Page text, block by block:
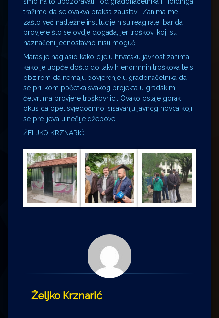
tražimo da se ovakva praksa zaustavi. Zanima me
zašto već nadležne institucije nisu reagirale, bar da
provjere što se ovdje događa, jer troškovi koji su
naznačeni jednostavno nisu mogući.
Maras je naglasio kako cijelu hrvatsku javnost zanima
kako je uopće došlo do takvih enormnih troškova te s
obzirom da nemaju povjerenje u gradonačelnika da
se prilikom početka svakog projekta u gradskim
četvrtima provjere troškovnici. Ovako ostaje gorak
okus da opet svjedočimo isisavanju javnog novca koji
se prelijeva u nečije džepove.
ŽELJKO KRZNARIĆ
Željko Krznarić